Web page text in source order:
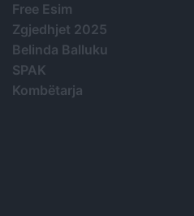
Free Esim
Zgjedhjet 2025
Belinda Balluku
SPAK
Kombëtarja